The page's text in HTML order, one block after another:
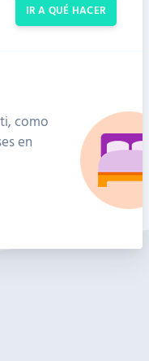
IR A QUÉ HACER
como
en